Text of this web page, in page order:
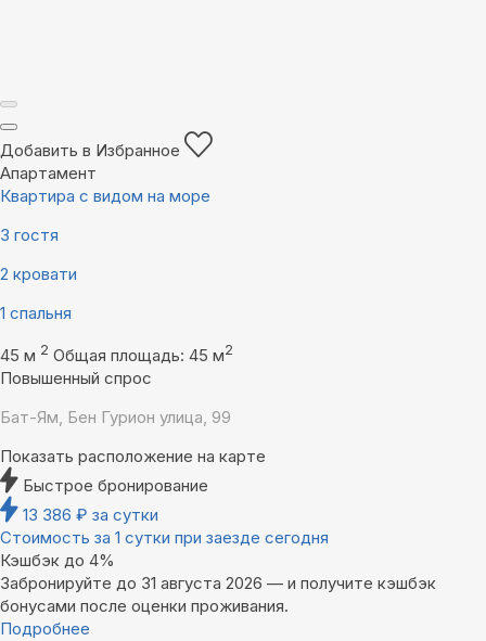
Добавить в Избранное
Апартамент
Квартира с видом на море
3 гостя
2 кровати
1 спальня
45 м 2 Общая площадь: 45 м2
Повышенный спрос
Бат-Ям, Бен Гурион улица, 99
Показать расположение на карте
Быстрое бронирование
13 386 ₽ за сутки
Стоимость за 1 сутки при заезде сегодня
Кэшбэк до 4%
Забронируйте до 31 августа 2026 — и получите кэшбэк
бонусами после оценки проживания.
Подробнее